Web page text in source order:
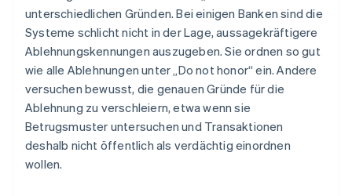
unterschiedlichen Gründen. Bei einigen Banken sind die
Systeme schlicht nicht in der Lage, aussagekräftigere
Ablehnungskennungen auszugeben. Sie ordnen so gut
wie alle Ablehnungen unter „Do not honor“ ein. Andere
versuchen bewusst, die genauen Gründe für die
Ablehnung zu verschleiern, etwa wenn sie
Betrugsmuster untersuchen und Transaktionen
deshalb nicht öffentlich als verdächtig einordnen
wollen.